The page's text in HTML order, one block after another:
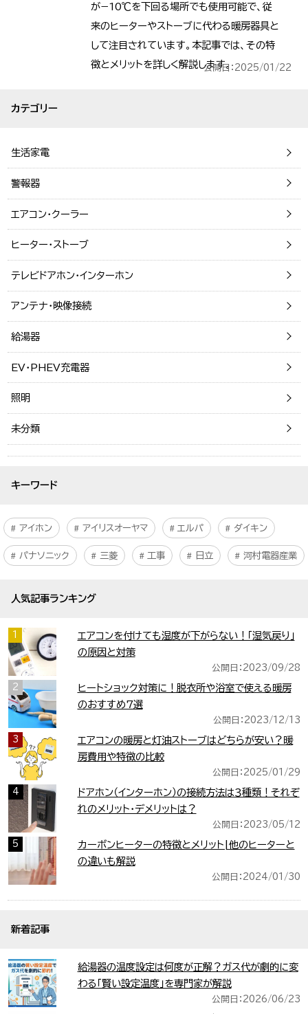
が−10℃を下回る場所でも使用可能で、従
来のヒーターやストーブに代わる暖房器具と
して注目されています。本記事では、その特
徴とメリットを詳しく解説します。公開日：2025/01/22
カテゴリー
生活家電
警報器
エアコン・クーラー
ヒーター・ストーブ
テレビドアホン・インターホン
アンテナ・映像接続
給湯器
EV・PHEV充電器
照明
未分類
キーワード
アイホン アイリスオーヤマ エルパ ダイキン
パナソニック 三菱 工事 日立 河村電器産業
人気記事ランキング
エアコンを付けても湿度が下がらない！「湿気戻り」
の原因と対策
公開日：2023/09/28
2
ヒートショック対策に！脱衣所や浴室で使える暖房
のおすすめ7選
公開日：2023/12/13
3
エアコンの暖房と灯油ストーブはどちらが安い？暖
房費用や特徴の比較
公開日：2025/01/29
4
ドアホン（インターホン）の接続方法は３種類！それぞ
れのメリット・デメリットは？
公開日：2023/05/12
5
カーボンヒーターの特徴とメリット|他のヒーターと
の違いも解説
公開日：2024/01/30
新着記事
給湯器の温度設定は何度が正解？ガス代が劇的に変
わる「賢い設定温度」を専門家が解説
公開日：2026/06/23